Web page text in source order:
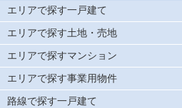
エリアで探す一戸建て
エリアで探す土地・売地
エリアで探すマンション
エリアで探す事業用物件
路線で探す一戸建て